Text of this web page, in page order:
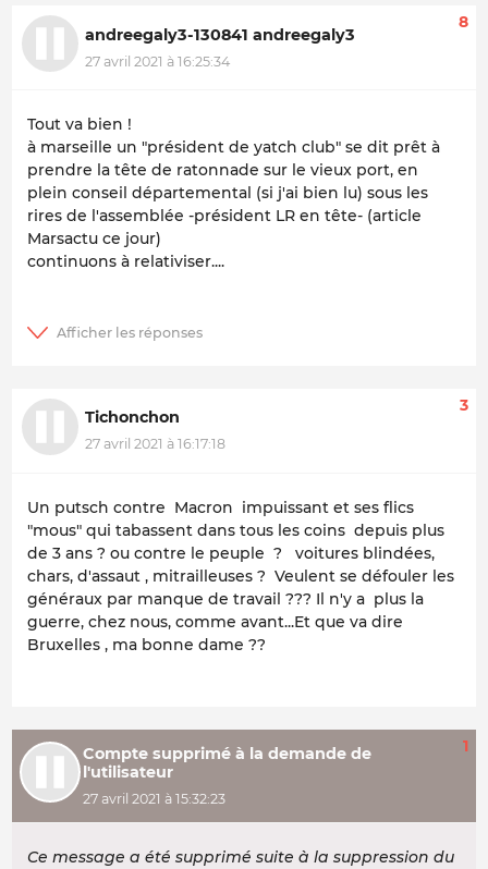
andreegaly3-130841 andreegaly3
27 avril 2021 à 16:25:34
8
Tout va bien !
à marseille un "président de yatch club" se dit prêt à
prendre la tête de ratonnade sur le vieux port, en
plein conseil départemental (si j'ai bien lu) sous les
rires de l'assemblée -président LR en tête- (article
Marsactu ce jour)
continuons à relativiser....
Tichonchon
27 avril 2021 à 16:17:18
3
Un putsch contre Macron impuissant et ses flics
"mous" qui tabassent dans tous les coins depuis plus
de 3 ans ? ou contre le peuple ? voitures blindées,
chars, d'assaut , mitrailleuses ? Veulent se défouler les
généraux par manque de travail ??? Il n'y a plus la
guerre, chez nous, comme avant...Et que va dire
Bruxelles , ma bonne dame ??
Compte supprimé à la demande de
l'utilisateur
27 avril 2021 à 15:32:23
1
Ce message a été supprimé suite à la suppression du